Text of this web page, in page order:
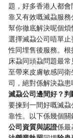
題，好多香港人都會
靠又有效嘅滅蝨服
幫你徹底解決呢個煩
選擇滅蝨公司唔單
性同埋售後服務。
床蝨同頭蝨問題最
至帶來皮膚敏感同
司，絕對係解決蝨患
滅蝨公司邊間好？
要揀到一間好嘅滅
靠性。以下係幾個關
​公司資質與認證​係最